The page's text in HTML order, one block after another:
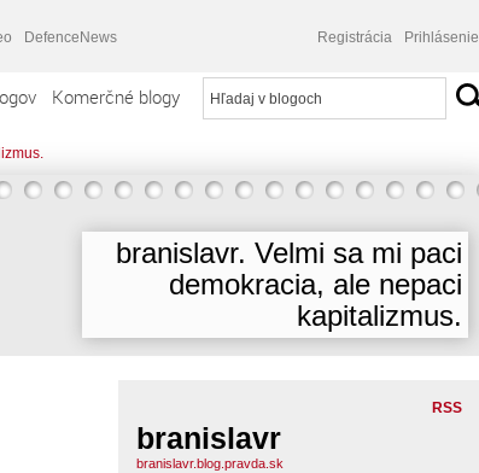
DefenceNews Registrácia Prihlásenie
Komerčné blogy
branislavr. Velmi sa mi paci
demokracia, ale nepaci
kapitalizmus.
RSS
branislavr
branislavr.blog.pravda.sk